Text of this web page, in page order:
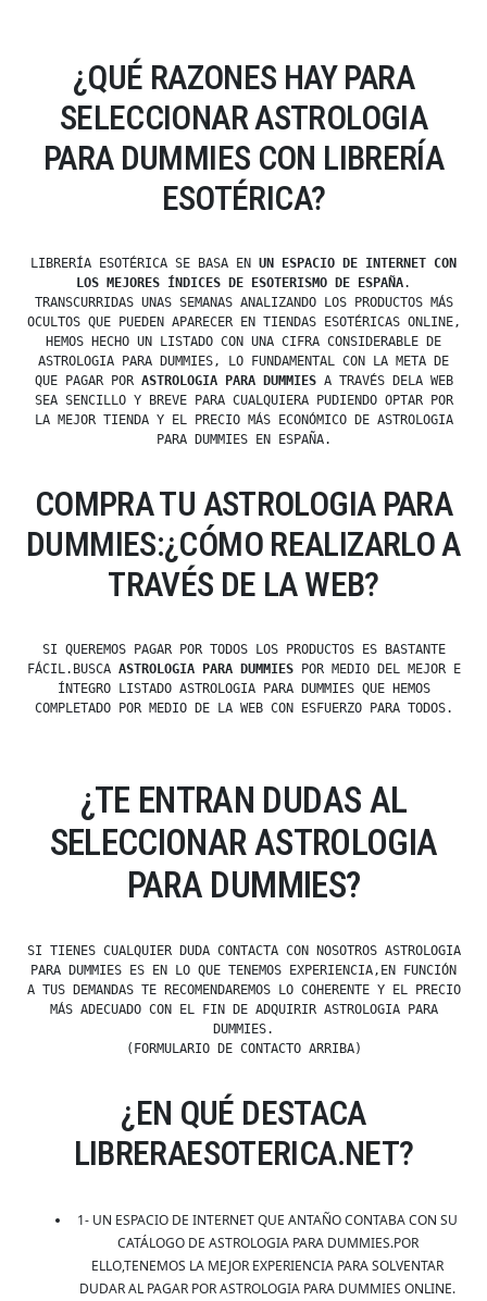
¿QUÉ RAZONES HAY PARA
SELECCIONAR ASTROLOGIA
PARA DUMMIES CON LIBRERÍA
ESOTÉRICA?
LIBRERÍA ESOTÉRICA SE BASA EN UN ESPACIO DE INTERNET CON
LOS MEJORES ÍNDICES DE ESOTERISMO DE ESPAÑA.
TRANSCURRIDAS UNAS SEMANAS ANALIZANDO LOS PRODUCTOS MÁS
OCULTOS QUE PUEDEN APARECER EN TIENDAS ESOTÉRICAS ONLINE,
HEMOS HECHO UN LISTADO CON UNA CIFRA CONSIDERABLE DE
ASTROLOGIA PARA DUMMIES, LO FUNDAMENTAL CON LA META DE
QUE PAGAR POR ASTROLOGIA PARA DUMMIESA TRAVÉS DELA WEB
SEA SENCILLO Y BREVE PARA CUALQUIERA PUDIENDO OPTAR POR
LA MEJOR TIENDA Y EL PRECIO MÁS ECONÓMICO DE ASTROLOGIA
PARA DUMMIES EN ESPAÑA.
COMPRA TU ASTROLOGIA PARA
DUMMIES:¿CÓMO REALIZARLO A
TRAVÉS DE LA WEB?
SI QUEREMOS PAGAR POR TODOS LOS PRODUCTOS ES BASTANTE
FÁCIL.BUSCA ASTROLOGIA PARA DUMMIESPOR MEDIO DEL MEJOR E
ÍNTEGRO LISTADO ASTROLOGIA PARA DUMMIES QUE HEMOS
COMPLETADO POR MEDIO DE LA WEB CON ESFUERZO PARA TODOS.
¿TE ENTRAN DUDAS AL
SELECCIONAR ASTROLOGIA
PARA DUMMIES?
SI TIENES CUALQUIER DUDA CONTACTA CON NOSOTROS ASTROLOGIA
PARA DUMMIES ES EN LO QUE TENEMOS EXPERIENCIA,EN FUNCIÓN
A TUS DEMANDAS TE RECOMENDAREMOS LO COHERENTE Y EL PRECIO
MÁS ADECUADO CON EL FIN DE ADQUIRIR ASTROLOGIA PARA
DUMMIES.
(FORMULARIO DE CONTACTO ARRIBA)
¿EN QUÉ DESTACA
LIBRERAESOTERICA.NET?
1- UN ESPACIO DE INTERNET QUE ANTAÑO CONTABA CON SU
CATÁLOGO DE ASTROLOGIA PARA DUMMIES.POR
ELLO,TENEMOS LA MEJOR EXPERIENCIA PARA SOLVENTAR
DUDAR AL PAGAR POR ASTROLOGIA PARA DUMMIES ONLINE.